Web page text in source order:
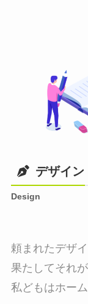
デザイン
Design
頼まれたデザ
果たしてそれ
私どもはホー